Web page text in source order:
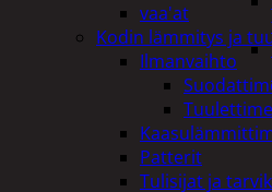
vaa'at
Kodin lämmitys ja
Ilmanvaihto
Patterit
Tulisijat ja